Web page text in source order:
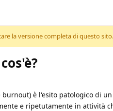
la versione completa di questo sito.
è l'esito patologico di
e ripetutamente in attività